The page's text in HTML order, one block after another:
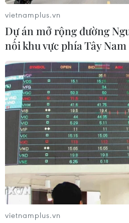
khi áp thuế với hàng hóa
04/10/2019 08:26
Mức thuế mới 25% của Mỹ đối
rượu vang của Pháp, rượu
quy của Anh, ô liu của Tây Ban
cao trước thềm mùa nghỉ lễ
vietnamplus.vn
Dự án mở rộng đường
nối khu vực phía Tây
vietnamplus.vn